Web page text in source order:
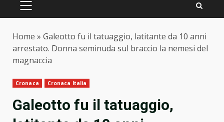
PRIMARY
Home » Galeotto fu il tatuaggio, latitante da 10 anni
arrestato. Donna seminuda sul braccio la nemesi del
magnaccia
Cronaca Cronaca Italia
Galeotto fu il tatuaggio,